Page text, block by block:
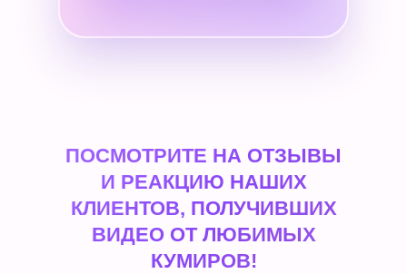
ПОСМОТРИТЕ НА ОТЗЫВЫ
И РЕАКЦИЮ НАШИХ
КЛИЕНТОВ, ПОЛУЧИВШИХ
ВИДЕО ОТ ЛЮБИМЫХ
КУМИРОВ!